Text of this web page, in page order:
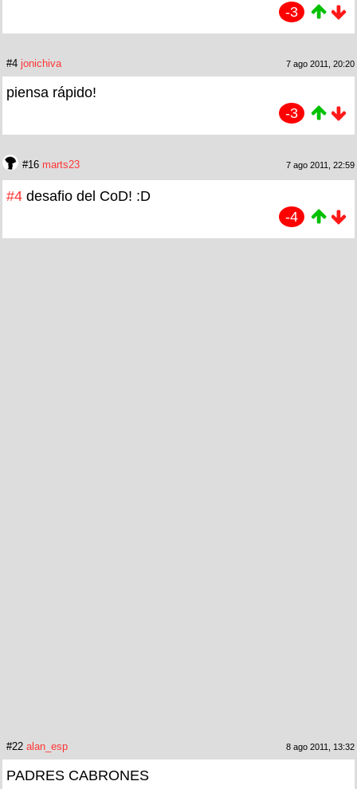
-3
#4 jonichiva 7 ago 2011, 20:20
piensa rápido!
-3
#16 marts23 7 ago 2011, 22:59
#4 desafio del CoD! :D
-4
#22 alan_esp 8 ago 2011, 13:32
PADRES CABRONES